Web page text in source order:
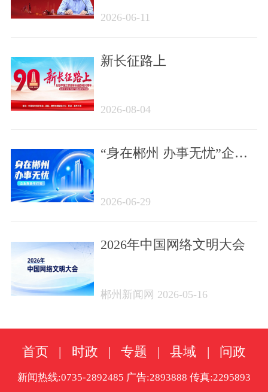
2026-06-11
新长征路上
2026-08-04
“身在郴州 办事无忧”企业
2026-06-29
2026年中国网络文明大会
郴州新闻网 2026-05-16
首页 | 时政 | 专题 | 县域 | 问政
新闻热线:0735-2892485 广告:2893888 传真:2295893